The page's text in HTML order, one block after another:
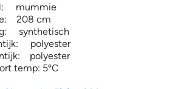
mummie
208 cm
synthetisch
polyester
polyester
temp: 5ºC